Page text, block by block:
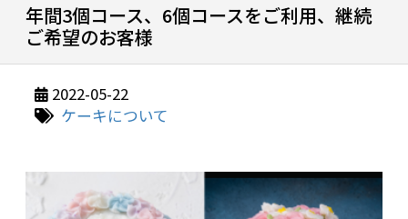
年間3個コース、6個コースをご利用、継続
ご希望のお客様
2022-05-22
ケーキについて